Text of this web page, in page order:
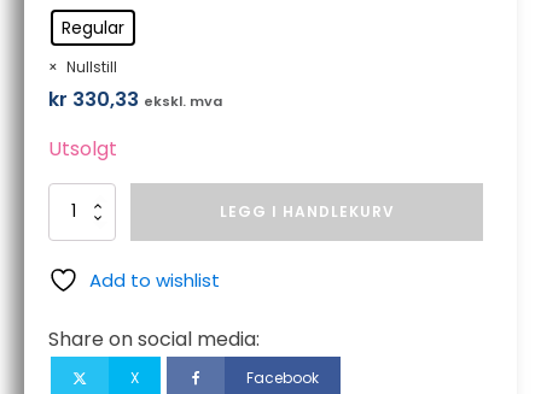
Regular
Nullstill
kr 330,33 ekskl. mva
Utsolgt
Reversible
antall
LEGG I HANDLEKURV
Add to wishlist
Share on social media:
X Facebook